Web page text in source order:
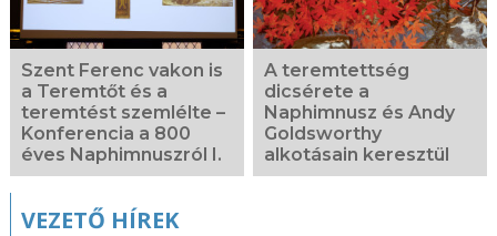
Szent Ferenc vakon is
a Teremtőt és a
teremtést szemlélte –
Konferencia a 800
éves Naphimnuszról I.
A teremtettség
dicsérete a
Naphimnusz és Andy
Goldsworthy
alkotásain keresztül
VEZETŐ HÍREK